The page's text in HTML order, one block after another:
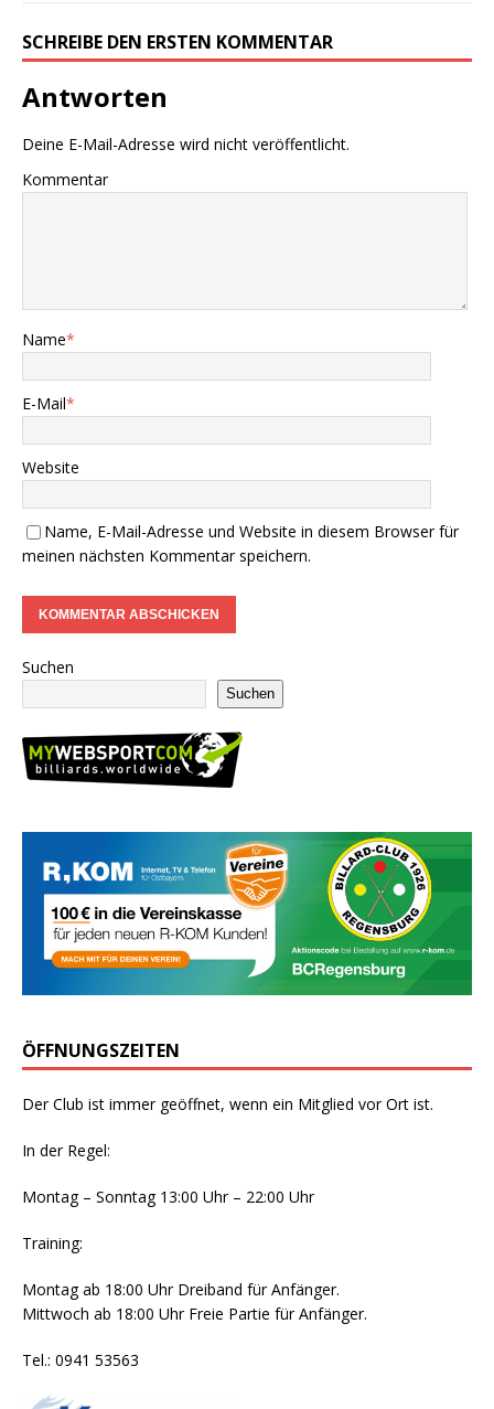
SCHREIBE DEN ERSTEN KOMMENTAR
Antworten
Deine E-Mail-Adresse wird nicht veröffentlicht.
Kommentar
Name*
E-Mail*
Website
Name, E-Mail-Adresse und Website in diesem Browser für
meinen nächsten Kommentar speichern.
Suchen
Suchen
ÖFFNUNGSZEITEN
Der Club ist immer geöffnet, wenn ein Mitglied vor Ort ist.
In der Regel:
Montag – Sonntag 13:00 Uhr – 22:00 Uhr
Training:
Montag ab 18:00 Uhr Dreiband für Anfänger.
Mittwoch ab 18:00 Uhr Freie Partie für Anfänger.
Tel.: 0941 53563